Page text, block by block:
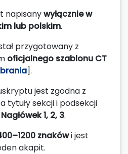
napisanywyłącznie w
lub polskim.
przygotowany z
oficjalnego szablonu CT
].
jest zgodna z
tytuły sekcji i podsekcji
Nagłówek 1, 2, 3.
znakówi jest
akapit.